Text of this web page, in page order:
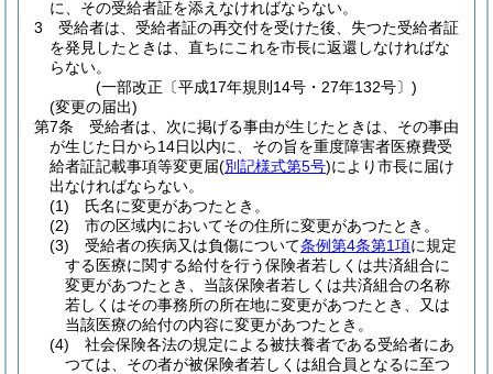
に、その受給者証を添えなければならない。
3
受給者は、受給者証の再交付を受けた後、失つた受給者証
を発見したときは、直ちにこれを市長に返還しなければな
らない。
(一部改正〔平成17年規則14号・27年132号〕)
(変更の届出)
第7条
受給者は、次に掲げる事由が生じたときは、その事由
が生じた日から14日以内に、その旨を重度障害者医療費受
給者証記載事項等変更届(別記様式第5号)により市長に届け
出なければならない。
(1)
氏名に変更があつたとき。
(2)
市の区域内においてその住所に変更があつたとき。
(3)
受給者の疾病又は負傷について条例第4条第1項に規定
する医療に関する給付を行う保険者若しくは共済組合に
変更があつたとき、当該保険者若しくは共済組合の名称
若しくはその事務所の所在地に変更があつたとき、又は
当該医療の給付の内容に変更があつたとき。
(4)
社会保険各法の規定による被扶養者である受給者にあ
つては、その者が被保険者若しくは組合員となるに至つ